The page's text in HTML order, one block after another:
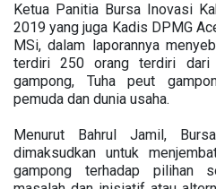
Ketua Panitia Bursa Inovasi
2019 yang juga Kadis DPMG
MSi, dalam laporannya
terdiri 250 orang terdiri dari
gampong, Tuha peut
pemuda dan dunia usaha.
Menurut Bahrul Jamil,
dimaksudkan untuk
gampong terhadap pilihan